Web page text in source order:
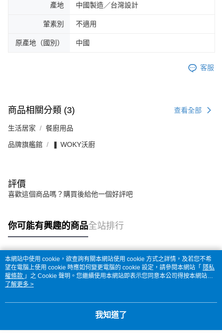
產地 中國製造／台灣設計
葷素別 不適用
原產地（國別） 中國
客服
商品相關分類 (3) 查看全部
生活居家 餐廚用品
品牌旗艦館 ❚ WOKY沃廚
評價
喜歡這個商品嗎？購買後給他一個好評吧
你可能有興趣的商品全站排行
熱門標籤
本網站中使用 cookie，欲查詢有關本網站使用 cookie 方式之詳情，及若您不希
望在電腦上使用 cookie 時應如何變更電腦的 cookie 設定，請參閱本網站「 隱私
權條款 」之 Cookie 聲明。您繼續使用本網站即表示您同意本公司得按本網站使
用條款之 Cookie 聲明使用 cookie。
了解更多 >
我知道了